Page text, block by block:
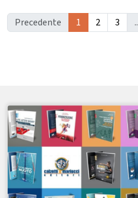
Precedente 1 2 3